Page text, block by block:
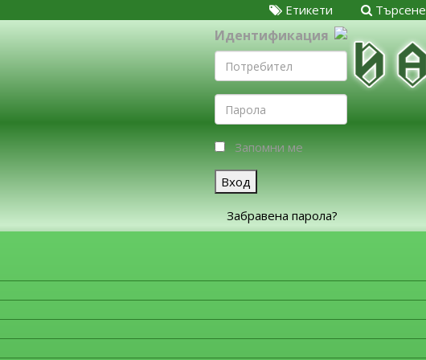
Търсене
Етикети
Идентификация
Запомни ме
Вход
Забравена парола?